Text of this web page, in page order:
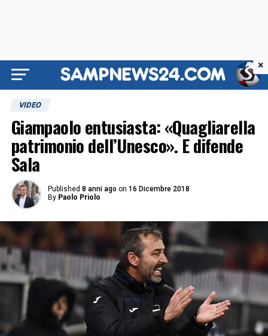
VIDEO
Giampaolo entusiasta: «Quagliarella
patrimonio dell’Unesco». E difende
Sala
Published 8 anni ago on 16 Dicembre 2018
By Paolo Priolo
×